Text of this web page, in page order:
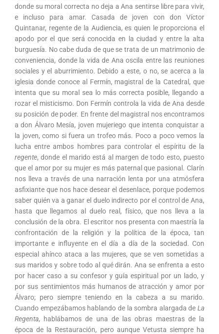
donde su moral correcta no deja a Ana sentirse libre para vivir,
e incluso para amar. Casada de joven con don Víctor
Quintanar, regente de la Audiencia, es quien le proporciona el
apodo por el que será conocida en la ciudad y entre la alta
burguesía. No cabe duda de que se trata de un matrimonio de
conveniencia, donde la vida de Ana oscila entre las reuniones
sociales y el aburrimiento. Debido a este, o no, se acerca a la
iglesia donde conoce al Fermín, magistral de la Catedral, que
intenta que su moral sea lo más correcta posible, llegando a
rozar el misticismo. Don Fermín controla la vida de Ana desde
su posición de poder. En frente del magistral nos encontramos
a don Álvaro Mesía, joven mujeriego que intenta conquistar a
la joven, como si fuera un trofeo más. Poco a poco vemos la
lucha entre ambos hombres para controlar el espíritu de la
regente, donde el marido está al margen de todo esto, puesto
que el amor por su mujer es más paternal que pasional. Clarín
nos lleva a través de una narración lenta por una atmósfera
asfixiante que nos hace desear el desenlace, porque podemos
saber quién va a ganar el duelo indirecto por el control de Ana,
hasta que llegamos al duelo real, físico, que nos lleva a la
conclusión de la obra. El escritor nos presenta con maestría la
confrontación de la religión y la política de la época, tan
importante e influyente en el día a día de la sociedad. Con
especial ahínco ataca a las mujeres, que se ven sometidas a
sus maridos y sobre todo al qué dirán. Ana se enfrenta a esto
por hacer caso a su confesor y guía espiritual por un lado, y
por sus sentimientos más humanos de atracción y amor por
Álvaro; pero siempre teniendo en la cabeza a su marido.
Cuando empezábamos hablando de la sombra alargada de La
Regenta, hablábamos de una de las obras maestras de la
época de la Restauración, pero aunque Vetusta siempre ha